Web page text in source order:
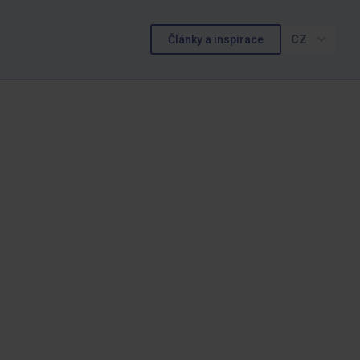
Články a inspirace CZ